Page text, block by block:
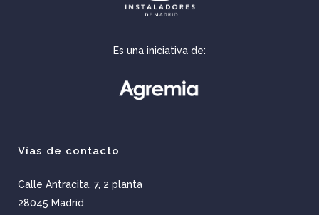
Es una iniciativa de:
Vías de contacto
Calle Antracita, 7, 2 planta
28045 Madrid